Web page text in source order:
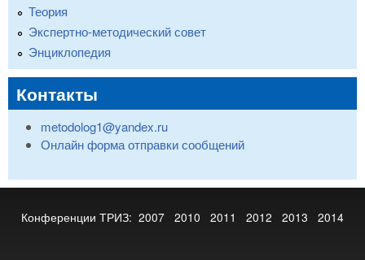
Теория
Экспертно-методический совет
Энциклопедия
Контакты
metodolog1@yandex.ru
Онлайн форма отправки сообщений
Конференции ТРИЗ: 2007 2010 2011 2012 2013 2014